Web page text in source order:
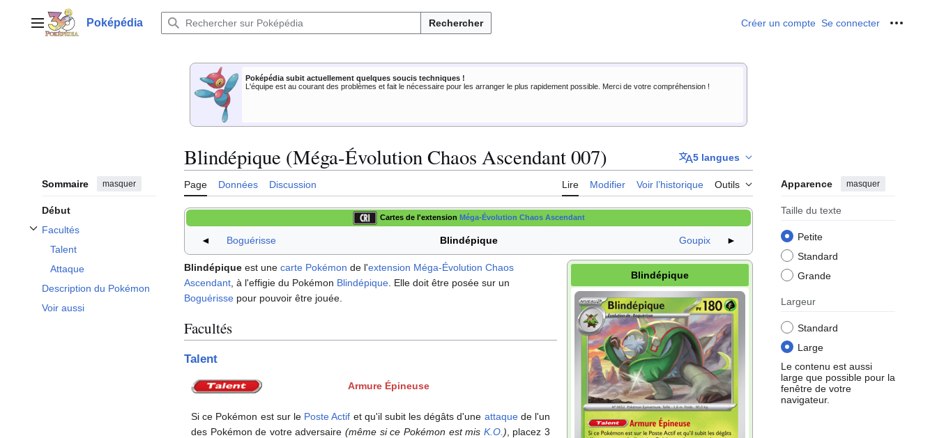
contenuMenu principalPoképédia Rechercher Créer un compte Se connecter Outils
Poképédia subit actuellement quelques soucis techniques !
L'équipe est au courant des problèmes et fait le nécessaire pour les arranger le plus rapidement possible. Merci de votre compréhension !
Sommaire masquer
Début
Facultés
Afficher / masquer la sous-section Facultés
Talent
Attaque
Description du Pokémon
Voir aussi
Blindépique (Méga-Évolution Chaos Ascendant 007) 5 langues
Page Données Discussion Lire Modifier Voir l’historique Outils Apparence masquer
Taille du texte
Petite
Standard
Grande
Largeur
Standard
Large
Le contenu est aussi
large que possible pour la
fenêtre de votre
navigateur.
Cartes de l'extension Méga-Évolution Chaos Ascendant
◄ Boguérisse Blindépique Goupix ►
Blindépique
Blindépique est une carte Pokémon de l'extension Méga-Évolution Chaos
Ascendant , à l'effigie du Pokémon Blindépique . Elle doit être posée sur un
Boguérisse pour pouvoir être jouée.
Facultés
Talent
Armure Épineuse
Si ce Pokémon est sur le Poste Actif et qu'il subit les dégâts d'une attaquede l'un
des Pokémon de votre adversaire(même si ce Pokémon est mis K.O. ) , placez 3